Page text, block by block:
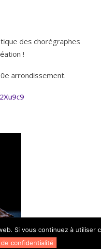
des chorégraphes
!
arrondissement.
Si vous continuez à
confidentialité